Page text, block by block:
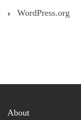
WordPress.org
About